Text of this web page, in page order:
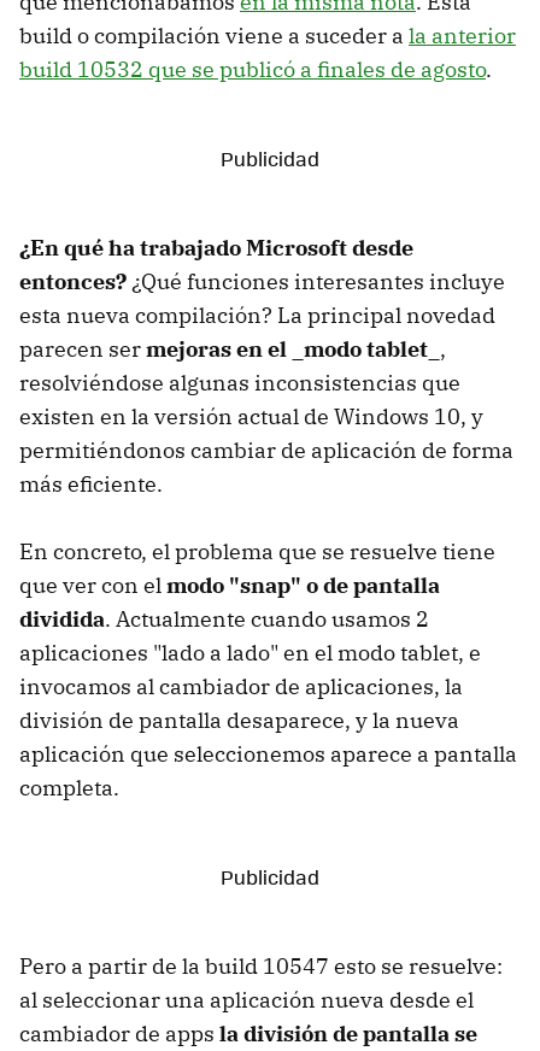
build o compilación viene a suceder a la anterior
build 10532 que se publicó a finales de agosto.
¿En qué ha trabajado Microsoft desde
entonces?¿Qué funciones interesantes incluye
esta nueva compilación? La principal novedad
parecen sermejoras en el _modo tablet_ ,
resolviéndose algunas inconsistencias que
existen en la versión actual de Windows 10, y
permitiéndonos cambiar de aplicación de forma
más eficiente.
En concreto, el problema que se resuelve tiene
que ver con elmodo "snap" o de pantalla
dividida. Actualmente cuando usamos 2
aplicaciones "lado a lado" en el modo tablet, e
invocamos al cambiador de aplicaciones, la
división de pantalla desaparece, y la nueva
aplicación que seleccionemos aparece a pantalla
completa.
Pero a partir de la build 10547 esto se resuelve:
al seleccionar una aplicación nueva desde el
cambiador de apps la división de pantalla se